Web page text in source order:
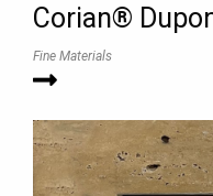
Corian®
Fine Materials